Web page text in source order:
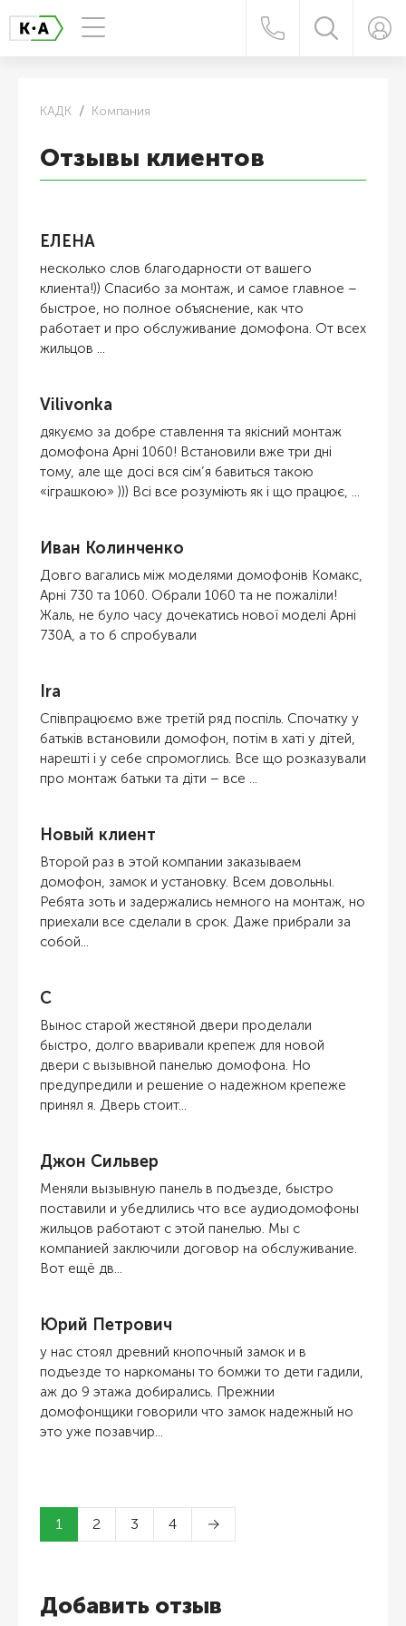
КАДК Компания
Отзывы клиентов
ЕЛЕНА
несколько слов благодарности от вашего
клиента!)) Спасибо за монтаж, и самое главное –
быстрое, но полное объяснение, как что
работает и про обслуживание домофона. От всех
жильцов ...
Vilivonka
дякуємо за добре ставлення та якісний монтаж
домофона Арні 1060! Встановили вже три дні
тому, але ще досі вся сім’я бавиться такою
«іграшкою» ))) Всі все розуміють як і що працює, ...
Иван Колинченко
Довго вагались між моделями домофонів Комакс,
Арні 730 та 1060. Обрали 1060 та не пожаліли!
Жаль, не було часу дочекатись нової моделі Арні
730А, а то б спробували
Ira
Співпрацюємо вже третій ряд поспіль. Спочатку у
батьків встановили домофон, потім в хаті у дітей,
нарешті і у себе спромоглись. Все що розказували
про монтаж батьки та діти – все ...
Новый клиент
Второй раз в этой компании заказываем
домофон, замок и установку. Всем довольны.
Ребята зоть и задержались немного на монтаж, но
приехали все сделали в срок. Даже прибрали за
собой...
С
Вынос старой жестяной двери проделали
быстро, долго вваривали крепеж для новой
двери с вызывной панелью домофона. Но
предупредили и решение о надежном крепеже
принял я. Дверь стоит...
Джон Сильвер
Меняли вызывную панель в подъезде, быстро
поставили и убедлились что все аудиодомофоны
жильцов работают с этой панелью. Мы с
компанией заключили договор на обслуживание.
Вот ещё дв...
Юрий Петрович
у нас стоял древний кнопочный замок и в
подъезде то наркоманы то бомжи то дети гадили,
аж до 9 этажа добирались. Прежнии
домофонщики говорили что замок надежный но
это уже позавчир...
1 2 3 4 →
Добавить отзыв